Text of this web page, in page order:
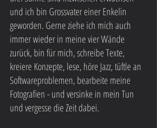
und ich bin Grossvater einer Enkelin
geworden. Gerne ziehe ich mich auch
immer wieder in meine vier Wände
zurück, bin für mich, schreibe Texte,
kreiere Konzepte, lese, höre Jazz, tüftle an
Softwareproblemen, bearbeite meine
Fotografien - und versinke in mein Tun
und vergesse die Zeit dabei.